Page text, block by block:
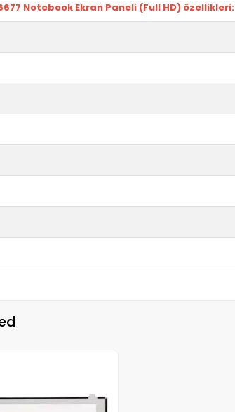
Notebook Ekran Paneli (Full HD) özellikleri: